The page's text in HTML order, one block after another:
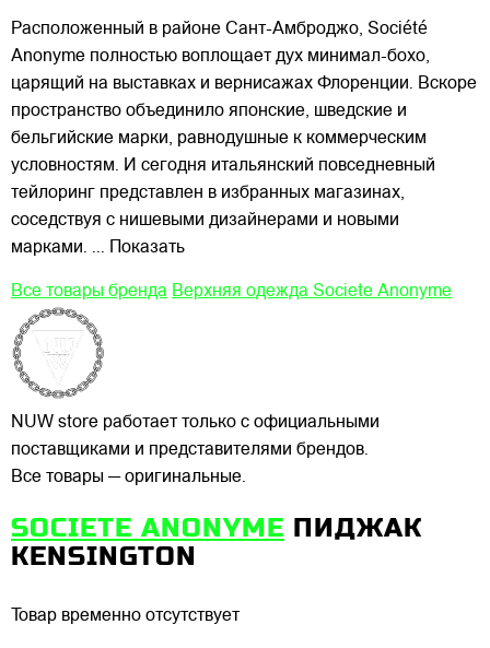
Расположенный в районе Сант-Амброджо, Société
Anonyme полностью воплощает дух минимал-бохо,
царящий на выставках и вернисажах Флоренции. Вскоре
пространство объединило японские, шведские и
бельгийские марки, равнодушные к коммерческим
условностям. И сегодня итальянский повседневный
тейлоринг представлен в избранных магазинах,
соседствуя с нишевыми дизайнерами и новыми
марками. ... Показать
Все товары бренда Верхняя одежда Societe Anonyme
NUW store работает только с официальными
поставщиками и представителями брендов.
Все товары — оригинальные.
SOCIETE ANONYME ПИДЖАК
KENSINGTON
Товар временно отсутствует